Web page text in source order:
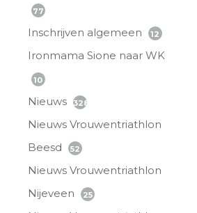
77
Inschrijven algemeen 12
Ironmama Sione naar WK
10
Nieuws 328
Nieuws Vrouwentriathlon
Beesd
52
Nieuws Vrouwentriathlon
Nijeveen
25